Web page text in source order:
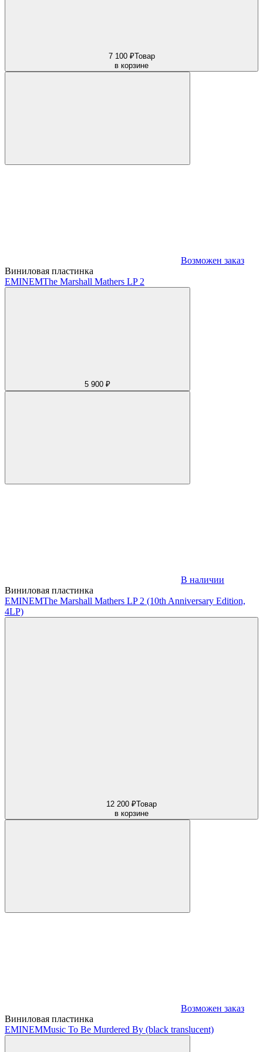
7 100 ₽Товар
в корзине
Возможен заказ
Виниловая пластинка
EMINEMThe Marshall Mathers LP 2
5 900 ₽
В наличии
Виниловая пластинка
EMINEMThe Marshall Mathers LP 2 (10th Anniversary Edition,
4LP)
12 200 ₽Товар
в корзине
Возможен заказ
Виниловая пластинка
EMINEMMusic To Be Murdered By (black translucent)